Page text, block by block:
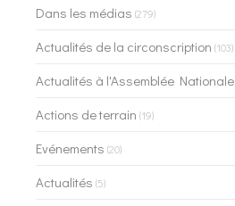
Dans les médias (279)
Actualités de la circonscription (103)
Actualités à l'Assemblée Nationale
Actions de terrain (19)
Evénements (20)
Actualités (5)